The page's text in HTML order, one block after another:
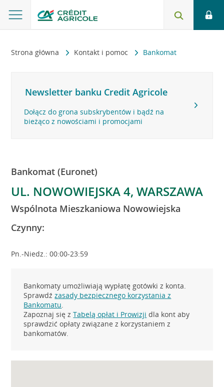
Strona główna Kontakt i pomoc Bankomat
Newsletter banku Credit Agricole
Dołącz do grona subskrybentów i bądź na
bieżąco z nowościami i promocjami
Bankomat (Euronet)
UL. NOWOWIEJSKA 4, WARSZAWA
Wspólnota Mieszkaniowa Nowowiejska
Czynny:
Pn.-Niedz.: 00:00-23:59
Bankomaty umożliwiają wypłatę gotówki z konta.
Sprawdźzasady bezpiecznego korzystania z
Bankomatu.
Zapoznaj się zTabelą opłat i Prowizji dla kont aby
sprawdzić opłaty związane z korzystaniem z
bankomatów.